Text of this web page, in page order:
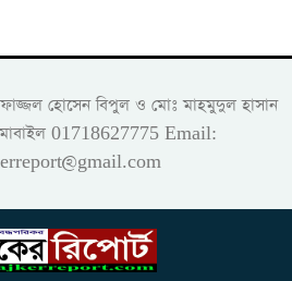
হোসেন বিপুল ও মোঃ মাহমুদুল হাসান
01718627775 Email: